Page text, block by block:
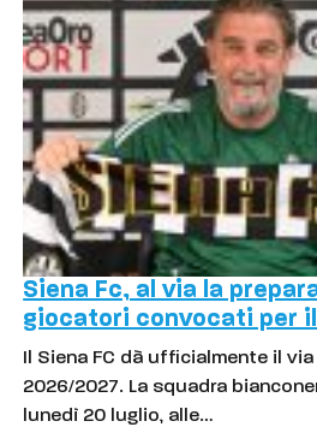
Siena Fc, al via la
giocatori convocati per
Il Siena FC dà ufficialmente il
2026/2027. La squadra
lunedì 20 luglio, alle…